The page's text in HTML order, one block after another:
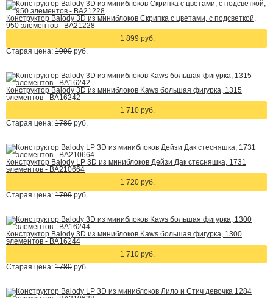
Конструктор Balody 3D из миниблоков Скрипка с цветами, с подсветкой,
950 элементов - BA21228
1 899 руб.
Старая цена: 1990 руб.
Конструктор Balody 3D из миниблоков Kaws большая фигурка, 1315
элементов - BA16242
1 710 руб.
Старая цена: 1780 руб.
Конструктор Balody LP 3D из миниблоков Дейзи Дак стесняшка, 1731
элементов - BA210664
1 720 руб.
Старая цена: 1799 руб.
Конструктор Balody 3D из миниблоков Kaws большая фигурка, 1300
элементов - BA16244
1 710 руб.
Старая цена: 1780 руб.